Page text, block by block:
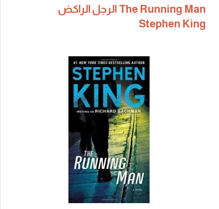
The Running Man الرجل الراكض
Stephen King